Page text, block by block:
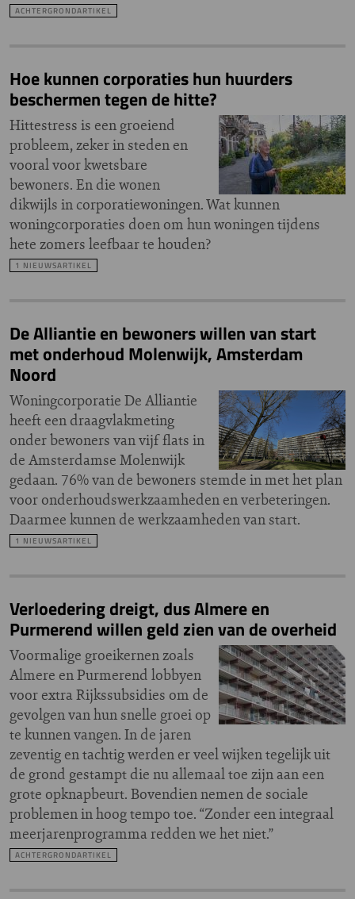
ACHTERGRONDARTIKEL
Hoe kunnen corporaties hun huurders
beschermen tegen de hitte?
Hittestress is een groeiend
probleem, zeker in steden en
vooral voor kwetsbare
bewoners. En die wonen
dikwijls in corporatiewoningen. Wat kunnen
woningcorporaties doen om hun woningen tijdens
hete zomers leefbaar te houden?
1 NIEUWSARTIKEL
De Alliantie en bewoners willen van start
met onderhoud Molenwijk, Amsterdam
Noord
Woningcorporatie De Alliantie
heeft een draagvlakmeting
onder bewoners van vijf flats in
de Amsterdamse Molenwijk
gedaan. 76% van de bewoners stemde in met het plan
voor onderhoudswerkzaamheden en verbeteringen.
Daarmee kunnen de werkzaamheden van start.
1 NIEUWSARTIKEL
Verloedering dreigt, dus Almere en
Purmerend willen geld zien van de overheid
Voormalige groeikernen zoals
Almere en Purmerend lobbyen
voor extra Rijkssubsidies om de
gevolgen van hun snelle groei op
te kunnen vangen. In de jaren
zeventig en tachtig werden er veel wijken tegelijk uit
de grond gestampt die nu allemaal toe zijn aan een
grote opknapbeurt. Bovendien nemen de sociale
problemen in hoog tempo toe. “Zonder een integraal
meerjarenprogramma redden we het niet.”
ACHTERGRONDARTIKEL